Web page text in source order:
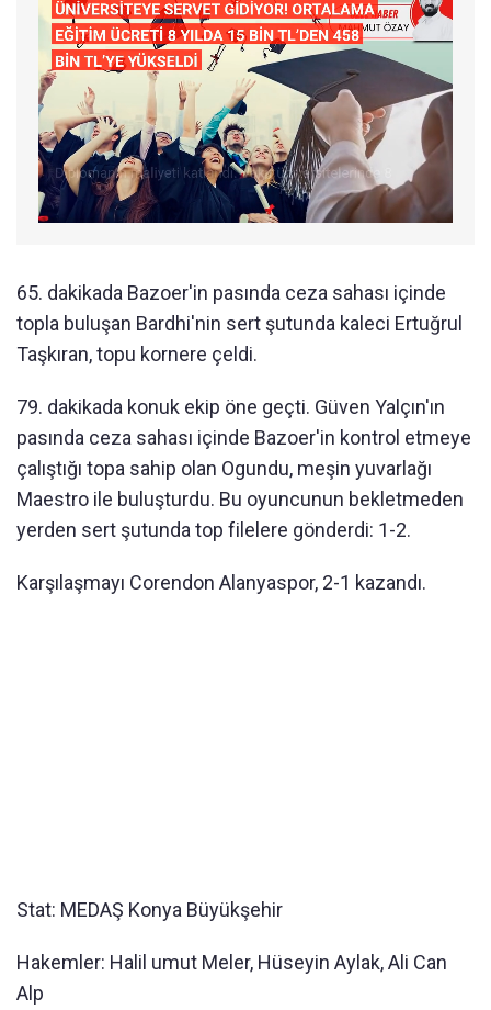
65. dakikada Bazoer'in pasında ceza sahası içinde
topla buluşan Bardhi'nin sert şutunda kaleci Ertuğrul
Taşkıran, topu kornere çeldi.
79. dakikada konuk ekip öne geçti. Güven Yalçın'ın
pasında ceza sahası içinde Bazoer'in kontrol etmeye
çalıştığı topa sahip olan Ogundu, meşin yuvarlağı
Maestro ile buluşturdu. Bu oyuncunun bekletmeden
yerden sert şutunda top filelere gönderdi: 1-2.
Karşılaşmayı Corendon Alanyaspor, 2-1 kazandı.
Stat: MEDAŞ Konya Büyükşehir
Hakemler: Halil umut Meler, Hüseyin Aylak, Ali Can
Alp